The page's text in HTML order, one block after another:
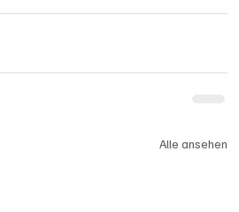
Alle ansehen